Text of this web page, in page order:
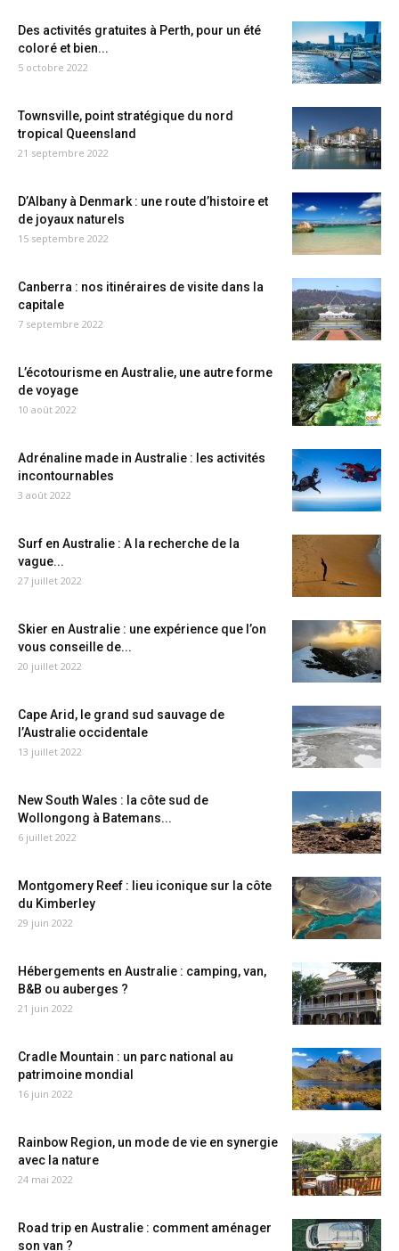
Des activités gratuites à Perth, pour un été
coloré et bien...
5 octobre 2022
Townsville, point stratégique du nord
tropical Queensland
21 septembre 2022
D’Albany à Denmark : une route d’histoire et
de joyaux naturels
15 septembre 2022
Canberra : nos itinéraires de visite dans la
capitale
7 septembre 2022
L’écotourisme en Australie, une autre forme
de voyage
10 août 2022
Adrénaline made in Australie : les activités
incontournables
3 août 2022
Surf en Australie : A la recherche de la
vague...
27 juillet 2022
Skier en Australie : une expérience que l’on
vous conseille de...
20 juillet 2022
Cape Arid, le grand sud sauvage de
l’Australie occidentale
13 juillet 2022
New South Wales : la côte sud de
Wollongong à Batemans...
6 juillet 2022
Montgomery Reef : lieu iconique sur la côte
du Kimberley
29 juin 2022
Hébergements en Australie : camping, van,
B&B ou auberges ?
21 juin 2022
Cradle Mountain : un parc national au
patrimoine mondial
16 juin 2022
Rainbow Region, un mode de vie en synergie
avec la nature
24 mai 2022
Road trip en Australie : comment aménager
son van ?